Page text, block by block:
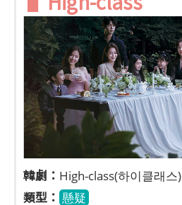
韓劇： High-class(하이클래스)
類型： 懸疑